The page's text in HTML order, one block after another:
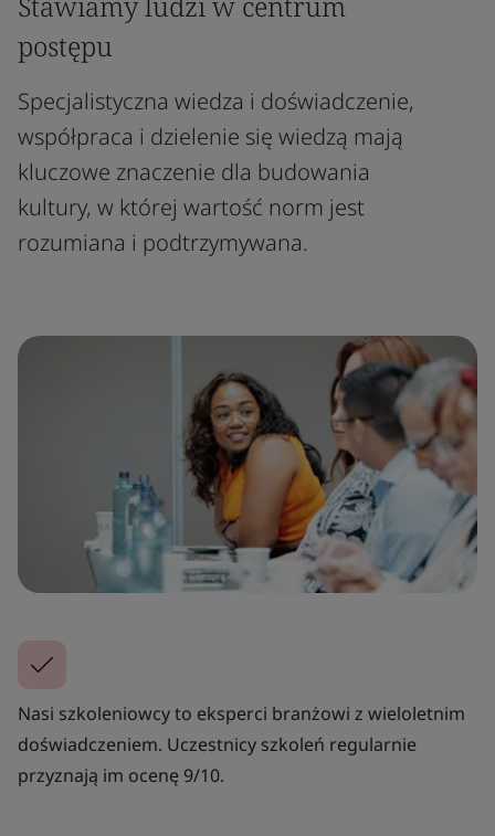
postępu
Specjalistyczna wiedza i doświadczenie,
współpraca i dzielenie się wiedzą mają
kluczowe znaczenie dla budowania
kultury, w której wartość norm jest
rozumiana i podtrzymywana.
Nasi szkoleniowcy to eksperci branżowi z wieloletnim
doświadczeniem. Uczestnicy szkoleń regularnie
przyznają im ocenę 9/10.